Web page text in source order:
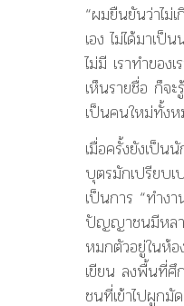
“ผมยืนยันว่าไม่เ
เอง ไม่ได้มาเป็
ไม่มี เราทำของเ
เห็นรายชื่อ ก็จะรู้
เป็นคนใหม่ทั้งห
เมื่อครั้งยังเป็น
บุตรมักเปรียบเ
เป็นการ “ทำง
ปัญญาชนมีหล
หมกตัวอยู่ในห้
เขียน ลงพื้นที่
ชนที่เข้าไปผูก